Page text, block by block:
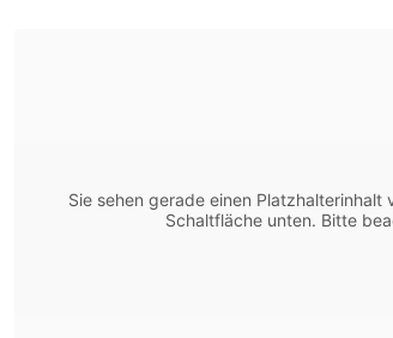
Sie sehen gerade einen Platzhalterinhalt
Schaltfläche unten. Bitte